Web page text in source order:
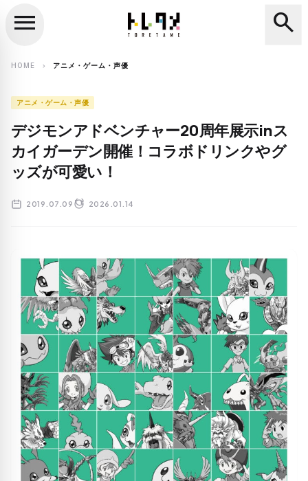
search
menu search
HOME chevron_right アニメ・ゲーム・声優
アニメ・ゲーム・声優
デジモンアドベンチャー20周年展示inス
カイガーデン開催！コラボドリンクやグ
ッズが可愛い！
2019.07.09 2026.01.14